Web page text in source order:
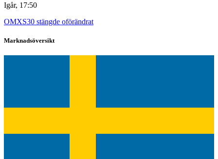
Igår, 17:50
OMXS30 stängde oförändrat
Marknadsöversikt